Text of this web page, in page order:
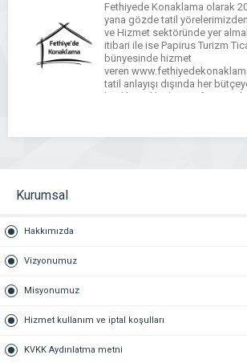
Fethiyede Konaklama olarak
yana gözde tatil
ve Hizmet sektöründe yer
itibari ile ise Papirus Turizm
bünyesinde hizmet
veren
tatil anlayışı dışında her
kiralık yazlık alternatifi
Kurumsal
Hakkımızda
Vizyonumuz
Misyonumuz
Hizmet kullanım ve iptal koşulları
KVKK Aydınlatma metni